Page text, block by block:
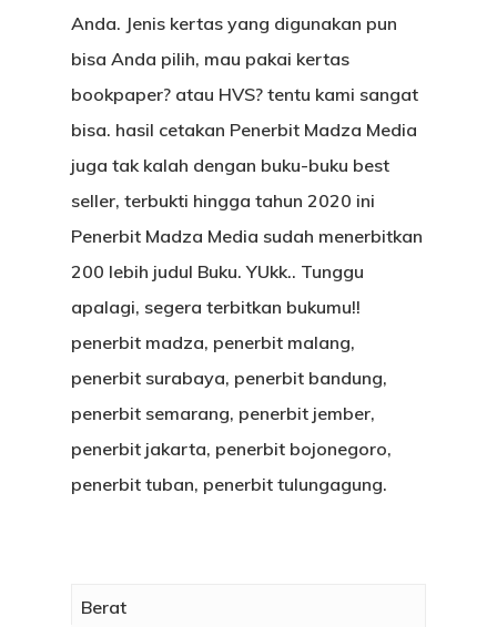
Anda. Jenis kertas yang digunakan pun
bisa Anda pilih, mau pakai kertas
bookpaper? atau HVS? tentu kami sangat
bisa. hasil cetakan Penerbit Madza Media
juga tak kalah dengan buku-buku best
seller, terbukti hingga tahun 2020 ini
Penerbit Madza Media sudah menerbitkan
200 lebih judul Buku. YUkk.. Tunggu
apalagi, segera terbitkan bukumu!!
penerbit madza, penerbit malang,
penerbit surabaya, penerbit bandung,
penerbit semarang, penerbit jember,
penerbit jakarta, penerbit bojonegoro,
penerbit tuban, penerbit tulungagung.
Berat
HOME